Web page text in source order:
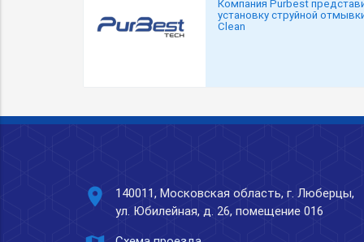
Компания Purbest
установку струйной
Clean
place
140011, Московская область, г. Люберцы,
ул. Юбилейная, д. 26, помещение 016